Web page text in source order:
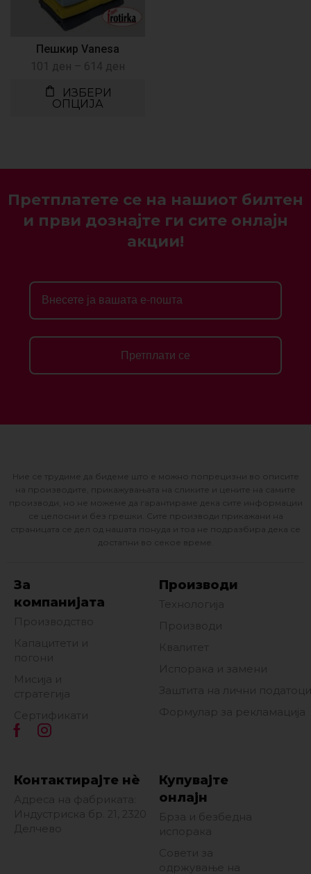
Пешкир Vanesa
101 ден – 614 ден
ИЗБЕРИ
ОПЦИЈА
Претплатете се на нашиот билтен
и први дознајте ги сите онлајн
акции!
Претплати се
Ние се трудиме да бидеме што е можно попрецизни во описите
на производите, прикажувањата на сликите и цените на самите
производи, но не можеме да гарантираме дека сите информации
се целосни и без грешки. Сите производи прикажани на
страницата се дел од нашата понуда и тоа не подразбира дека се
достапни во секое време.
За
компанијата
Производство
Капацитети и
погони
Мисија и
стратегија
Сертификати
Производи
Технологија
Производи
Квалитет
Испорака и замени
Заштита на лични податоци
Формулар за рекламација
Контактирајте нè
Адреса на фабриката:
Индустриска бр. 21, 2320
Делчево
Купувајте
онлајн
Брза и безбедна
испорака
Совети за
одржување на